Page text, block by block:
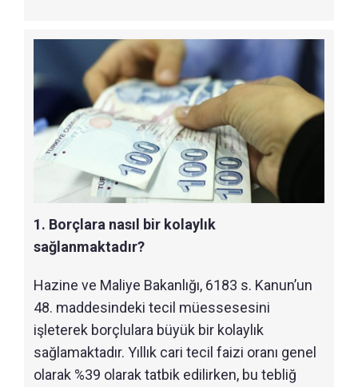
1. Borçlara nasıl bir kolaylık
sağlanmaktadır?
Hazine ve Maliye Bakanlığı, 6183 s. Kanun’un
48. maddesindeki tecil müessesesini
işleterek borçlulara büyük bir kolaylık
sağlamaktadır. Yıllık cari tecil faizi oranı genel
olarak %39 olarak tatbik edilirken, bu tebliğ